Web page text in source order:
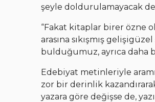
şeyle doldurulamayacak
“Fakat kitaplar birer özne
arasına sıkışmış
bulduğumuz, ayrıca
Edebiyat metinleriyle
zor bir derinlik
yazara göre değişse de,